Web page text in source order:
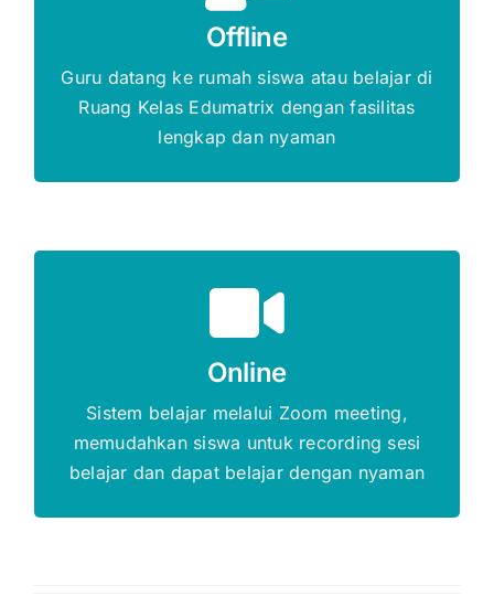
Offline
Guru datang ke rumah siswa atau belajar di
Ruang Kelas Edumatrix dengan fasilitas
lengkap dan nyaman
Gratis Biaya Pendaftaran
DAFTAR SEKARANG
Online
Sistem belajar melalui Zoom meeting,
memudahkan siswa untuk recording sesi
belajar dan dapat belajar dengan nyaman
DAFTAR SEKARANG